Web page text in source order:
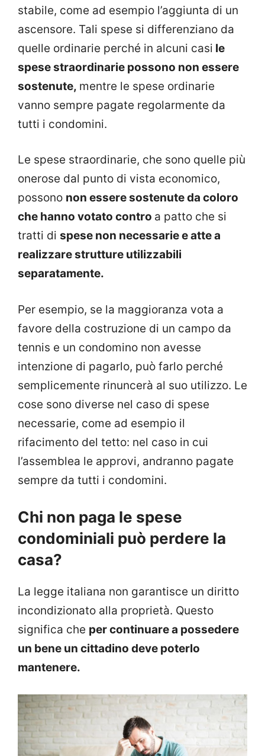
stabile, come ad esempio l’aggiunta di un
ascensore. Tali spese si differenziano da
quelle ordinarie perché in alcuni casi le
spese straordinarie possono non essere
sostenute, mentre le spese ordinarie
vanno sempre pagate regolarmente da
tutti i condomini.
Le spese straordinarie, che sono quelle più
onerose dal punto di vista economico,
possono non essere sostenute da coloro
che hanno votato contro a patto che si
tratti di spese non necessarie e atte a
realizzare strutture utilizzabili
separatamente.
Per esempio, se la maggioranza vota a
favore della costruzione di un campo da
tennis e un condomino non avesse
intenzione di pagarlo, può farlo perché
semplicemente rinuncerà al suo utilizzo. Le
cose sono diverse nel caso di spese
necessarie, come ad esempio il
rifacimento del tetto: nel caso in cui
l’assemblea le approvi, andranno pagate
sempre da tutti i condomini.
Chi non paga le spese
condominiali può perdere la
casa?
La legge italiana non garantisce un diritto
incondizionato alla proprietà. Questo
significa che per continuare a possedere
un bene un cittadino deve poterlo
mantenere.